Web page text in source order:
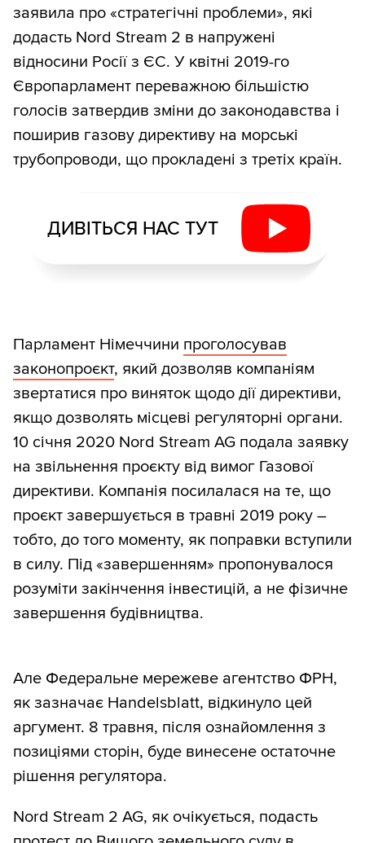
заявила про «стратегічні проблеми», які
додасть Nord Stream 2 в напружені
відносини Росії з ЄС. У квітні 2019-го
Європарламент переважною більшістю
голосів затвердив зміни до законодавства і
поширив газову директиву на морські
трубопроводи, що прокладені з третіх країн.
ДИВІТЬСЯ НАС ТУТ
Парламент Німеччини проголосував
законопроєкт, який дозволяв компаніям
звертатися про виняток щодо дії директиви,
якщо дозволять місцеві регуляторні органи.
10 січня 2020 Nord Stream AG подала заявку
на звільнення проєкту від вимог Газової
директиви. Компанія посилалася на те, що
проєкт завершується в травні 2019 року –
тобто, до того моменту, як поправки вступили
в силу. Під «завершенням» пропонувалося
розуміти закінчення інвестицій, а не фізичне
завершення будівництва.
Але Федеральне мережеве агентство ФРН,
як зазначає Handelsblatt, відкинуло цей
аргумент. 8 травня, після ознайомлення з
позиціями сторін, буде винесене остаточне
рішення регулятора.
Nord Stream 2 AG, як очікується, подасть